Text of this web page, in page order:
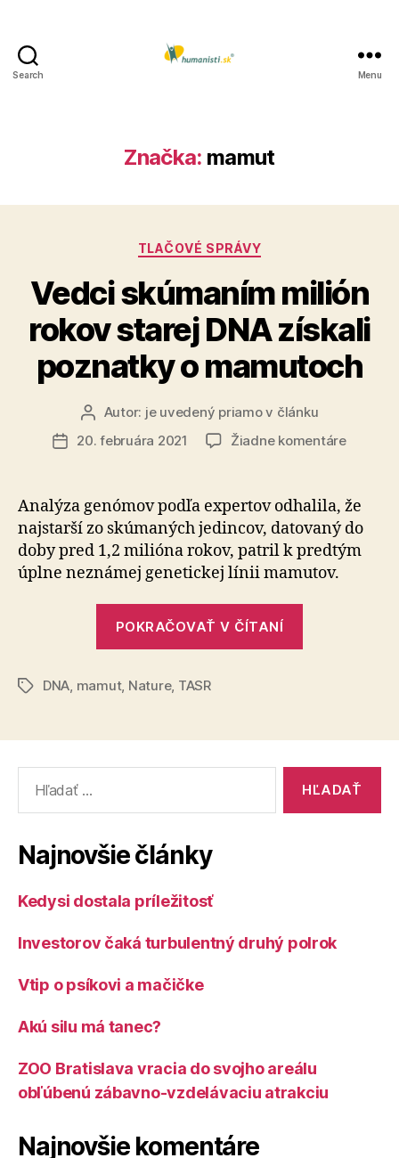
Search Menu
Značka: mamut
Kategórie
TLAČOVÉ SPRÁVY
Vedci skúmaním milión
rokov starej DNA získali
poznatky o mamutoch
Autor
článku
Autor: je uvedený priamo v článku
Dátum
20. februára 2021 Žiadne komentárena
milión
rokov
starej
DNA
Analýza genómov podľa expertov odhalila, že
najstarší zo skúmaných jedincov, datovaný do
doby pred 1,2 milióna rokov, patril k predtým
úplne neznámej genetickej línii mamutov.
POKRAČOVAŤ V ČÍTANÍ
DNA
poznatky
Značky
DNA, mamut, Nature, TASR
Najnovšie články
Kedysi dostala príležitosť
Investorov čaká turbulentný druhý polrok
Vtip o psíkovi a mačičke
Akú silu má tanec?
ZOO Bratislava vracia do svojho areálu
obľúbenú zábavno-vzdelávaciu atrakciu
Najnovšie komentáre